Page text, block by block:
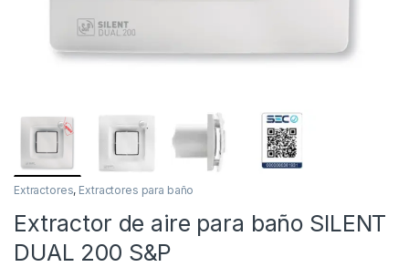
Extractores, Extractores para baño
Extractor de aire para baño SILENT
DUAL 200 S&P